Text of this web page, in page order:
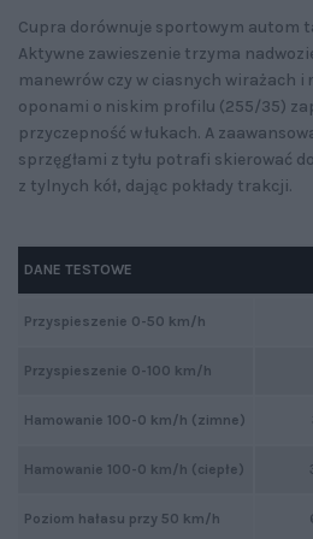
Cupra dorównuje sportowym autom
Aktywne zawieszenie trzyma
manewrów czy w ciasnych wirażach i
oponami o niskim profilu (255/35)
przyczepność w łukach. A
sprzęgłami z tyłu potrafi skierować
z tylnych kół, dając pokłady trakcji.
DANE TESTOWE
Przyspieszenie 0-50 km/h
Przyspieszenie 0-100 km/h
Hamowanie 100-0 km/h (zimne)
Hamowanie 100-0 km/h (ciepłe)
Poziom hałasu przy 50 km/h